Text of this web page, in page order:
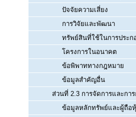
ปัจจัยความเสี่ยง
การวิจัยและพัฒนา
ทรัพย์สินที่ใช้ในการประก
โครงการในอนาคต
ข้อพิพาททางกฎหมาย
ข้อมูลสำคัญอื่น
ส่วนที่ 2.3 การจัดการและกา
ข้อมูลหลักทรัพย์และผู้ถือ